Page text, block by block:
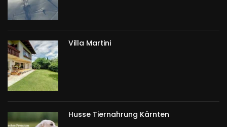
Villa Martini
Husse Tiernahrung Kärnten